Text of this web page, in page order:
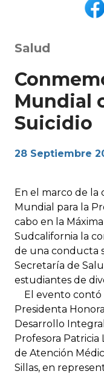
Salud
Mundial
Suicidio
28 Septiembre
En el marco de la
Mundial para la
cabo en la
Sudcalifornia la
de una conducta
Secretaría de
estudiantes de
El evento contó
Presidenta
Desarrollo
Profesora Patricia
de Atención
Sillas, en